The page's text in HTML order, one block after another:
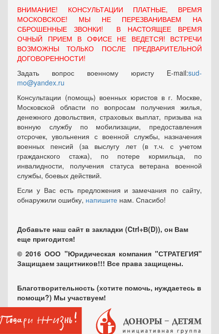
ВНИМАНИЕ! КОНСУЛЬТАЦИИ ПЛАТНЫЕ, ВРЕМЯ
МОСКОВСКОЕ! МЫ НЕ ПЕРЕЗВАНИВАЕМ НА
СБРОШЕННЫЕ ЗВОНКИ! В НАСТОЯЩЕЕ ВРЕМЯ
ОЧНЫЙ ПРИЕМ В ОФИСЕ НЕ ВЕДЕТСЯ! ВСТРЕЧИ
ВОЗМОЖНЫ ТОЛЬКО ПОСЛЕ ПРЕДВАРИТЕЛЬНОЙ
ДОГОВОРЕННОСТИ!
Задать вопрос военному юристу E-mail:sud-
mo@yandex.ru
Консультации (помощь) военных юристов в г. Москве,
Московской области по вопросам получения жилья,
денежного довольствия, страховых выплат, призыва на
вонную службу по мобилизации, предоставления
отсрочек, увольнения с военной службы, назначения
военных пенсий (за выслугу лет (в т.ч. с учетом
гражданского стажа), по потере кормильца, по
инвалидности, получения статуса ветерана военной
службы, боевых действий.
Если у Вас есть предложения и замечания по сайту,
обнаружили ошибку, напишите нам. Спасибо!
Добавьте наш сайт в закладки (Ctrl+В(D)), он Вам
еще пригодится!
© 2016 ООО "Юридическая компания "СТРАТЕГИЯ"
Защищаем защитников!!! Все права защищены.
Благотворительность (хотите помочь, нуждаетесь в
помощи?) Мы участвуем!